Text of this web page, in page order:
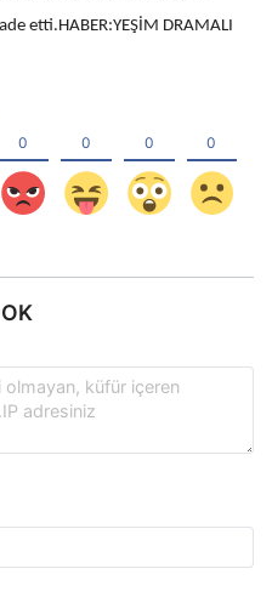
etti.HABER:YEŞİM DRAMALI